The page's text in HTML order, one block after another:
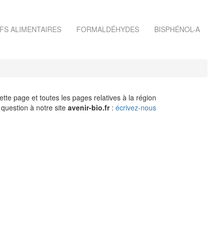
ALIMENTAIRES FORMALDÉHYDES BISPHÉNOL-A
page et toutes les pages relatives à la région
à notre siteavenir-bio.fr: écrivez-nous